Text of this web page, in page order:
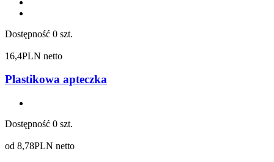
Dostępność 0 szt.
16,4PLN netto
Plastikowa apteczka
Dostępność 0 szt.
od 8,78PLN netto